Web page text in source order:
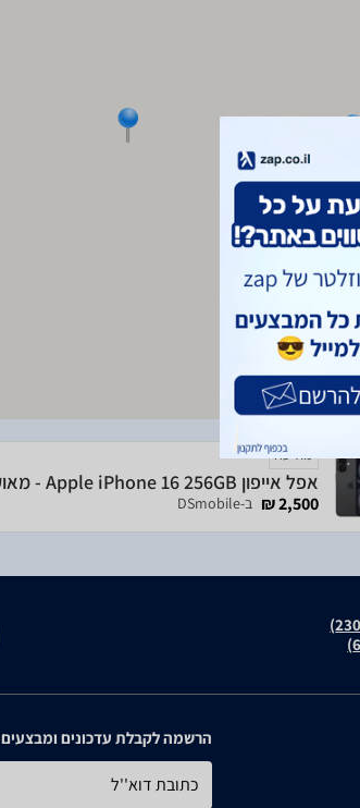
מודעה
אפל אייפון Apple iPhone 16 256GB - מאוקטב
2,500 ₪ ב-DSmobile
הרשמה לקבלת עדכונים ומבצעים
כתובת דוא''ל